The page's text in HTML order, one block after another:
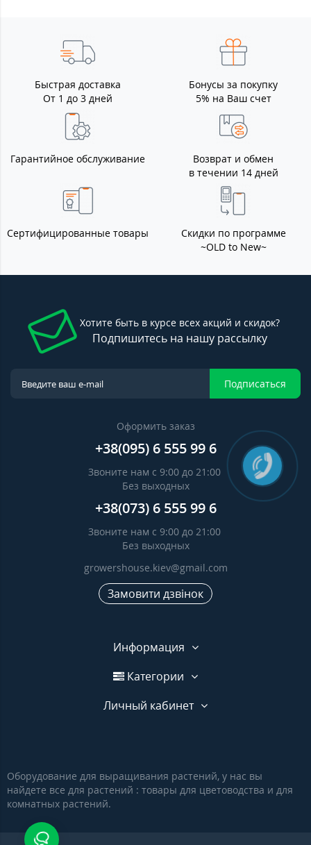
Быстрая доставка
От 1 до 3 дней
Бонусы за покупку
5% на Ваш счет
Гарантийное обслуживание
Возврат и обмен
в течении 14 дней
Сертифицированные товары
Скидки по программе
~OLD to New~
Хотите быть в курсе всех акций и скидок?
Подпишитесь на нашу рассылку
Подписаться
Оформить заказ
+38(095) 6 555 99 6
Звоните нам с 9:00 до 21:00
Без выходных
+38(073) 6 555 99 6
Звоните нам с 9:00 до 21:00
Без выходных
growershouse.kiev@gmail.com
Замовити дзвінок
Информация
Категории
Личный кабинет
Оборудование для выращивания растений, у нас вы
найдете все для растений : товары для цветоводства и для
комнатных растений.